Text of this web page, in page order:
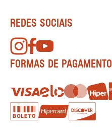
REDES SOCIAIS
FORMAS DE PAGAMENTO